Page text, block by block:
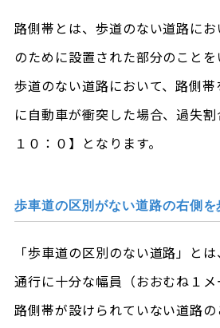
路側帯とは、歩道のない道路に
のために設置された部分のことを
歩道のない道路において、路側
に自動車が衝突した場合、過失
１０：０】となります。
歩車道の区別がない道路の右側
「歩車道の区別のない道路」と
通行に十分な幅員（おおむね１
路側帯が設けられていない道路の